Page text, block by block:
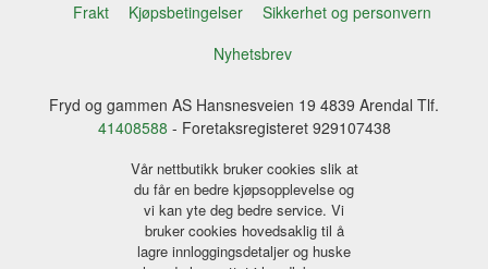
Frakt Kjøpsbetingelser
Sikkerhet og personvern
Nyhetsbrev
Fryd og gammen AS Hansnesveien 19 4839 Arendal Tlf.
41408588 - Foretaksregisteret 929107438
Vår nettbutikk bruker cookies slik at
du får en bedre kjøpsopplevelse og
vi kan yte deg bedre service. Vi
bruker cookies hovedsaklig til å
lagre innloggingsdetaljer og huske